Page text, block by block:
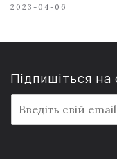
2023-04-06
Підпишіться
m
a